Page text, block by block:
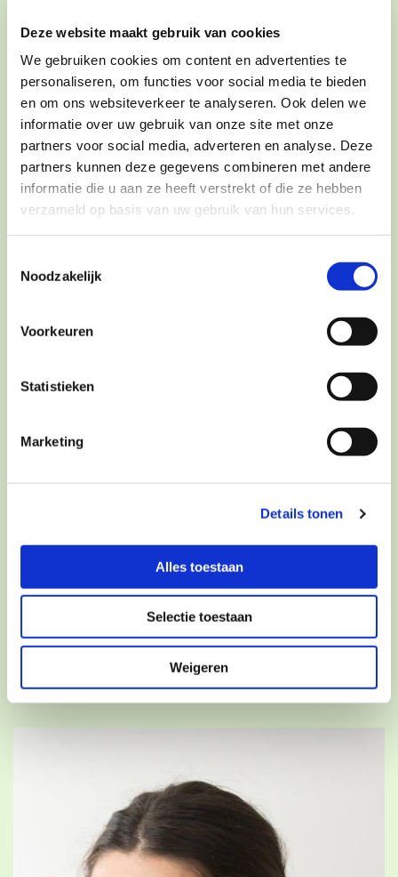
Deze website maakt gebruik van cookies
We gebruiken cookies om content en advertenties te
personaliseren, om functies voor social media te bieden
en om ons websiteverkeer te analyseren. Ook delen we
informatie over uw gebruik van onze site met onze
partners voor social media, adverteren en analyse. Deze
partners kunnen deze gegevens combineren met andere
informatie die u aan ze heeft verstrekt of die ze hebben
verzameld op basis van uw gebruik van hun services.
Noodzakelijk
Voorkeuren
Statistieken
Marketing
Details tonen
Alles toestaan
Selectie toestaan
Weigeren
Lichaamsgerichte therapie